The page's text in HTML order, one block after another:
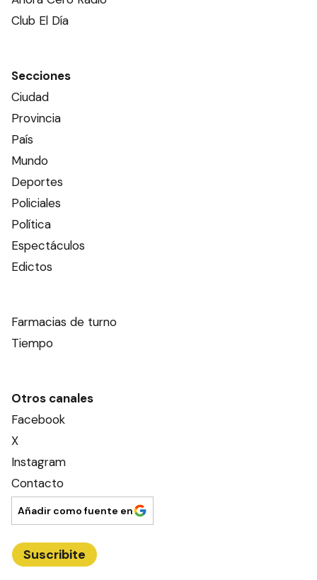
Club El Día
Secciones
Ciudad
Provincia
País
Mundo
Deportes
Policiales
Política
Espectáculos
Edictos
Farmacias de turno
Tiempo
Otros canales
Facebook
X
Instagram
Contacto
Añadir como fuente en
Suscribite